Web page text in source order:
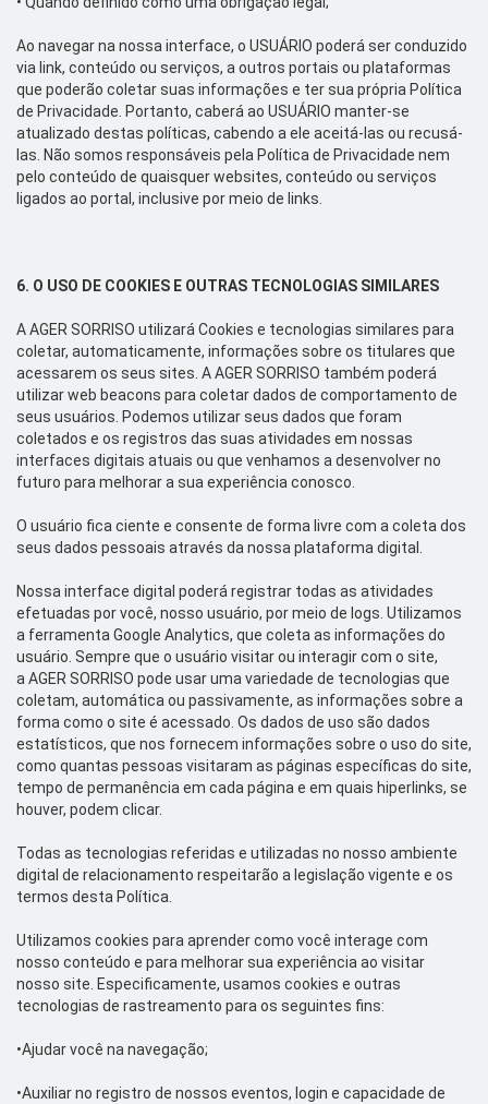
Ao navegar na nossa interface, o USUÁRIO poderá ser conduzido
via link, conteúdo ou serviços, a outros portais ou plataformas
que poderão coletar suas informações e ter sua própria Política
de Privacidade. Portanto, caberá ao USUÁRIO manter-se
atualizado destas políticas, cabendo a ele aceitá-las ou recusá-
las. Não somos responsáveis pela Política de Privacidade nem
pelo conteúdo de quaisquerwebsites, conteúdo ou serviços
ligados ao portal, inclusive por meio de links
6. O USO DE COOKIES E OUTRAS TECNOLOGIAS SIMILARES
AAGER SORRISO utilizará Cookies e tecnologias similares para
coletar, automaticamente, informações sobre os titulares que
acessarem os seus sites . A AGER SORRISO também poderá
utilizarweb beacons para coletar dados de comportamento de
seus usuários. Podemos utilizar seus dados que foram
coletados e os registros das suas atividades em nossas
interfaces digitais atuais ou que venhamos a desenvolver no
futuro para melhorar a sua experiência conosco.
O usuário fica ciente e consente de forma livre com a coleta dos
seus dados pessoais através da nossa plataforma digital.
Nossa interface digital poderá registrar todas as atividades
efetuadas por você, nosso usuário, por meio de logs . Utilizamos
a ferramenta Google Analytics, que coleta as informações do
usuário Sempre que o usuário visitar ou interagir com o site,
a AGER SORRISO pode usaruma variedade de tecnologias que
coletam, automática ou passivamente, as informações sobre a
forma como o site é acessado. Os dados de uso são dados
estatísticos, que nos fornecem informações sobre o uso do site,
como quantas pessoas visitaram as páginas específicas do site,
tempo de permanência em cada página e em quais hiperlinks, se
houver, podem clicar.
Todas as tecnologias referidas e utilizadas no nosso ambiente
digital de relacionamento respeitarão a legislação vigente e os
termos desta Política.
Utilizamos cookies para aprender como você interage com
nosso conteúdo e para melhorar sua experiência ao visitar
nosso site . Especificamente, usamos cookies e outras
tecnologias de rastreamento para os seguintes fins:
•Ajudarvocê na navegação;
•Auxiliar no registro de nossos eventos, login e capacidade de